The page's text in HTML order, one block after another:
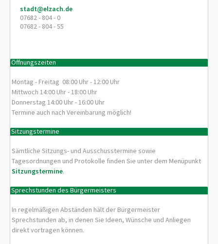
stadt@elzach.de
07682 - 804 - 0
07682 - 804 - 55
Öffnungszeiten
Montag - Freitag 08:00 Uhr - 12:00 Uhr
Mittwoch 14:00 Uhr - 18:00 Uhr
Donnerstag 14:00 Uhr - 16:00 Uhr
Termine auch nach Vereinbarung möglich!
Sitzungstermine
Sämtliche Sitzungs- und Ausschusstermine sowie
Tagesordnungen und Protokolle finden Sie unter dem Menüpunkt
Sitzungstermine.
Sprechstunden des Bürgermeisters
In regelmäßigen Abständen hält der Bürgermeister
Sprechstunden ab, in denen Sie Ideen, Wünsche und Anliegen
direkt vortragen können.